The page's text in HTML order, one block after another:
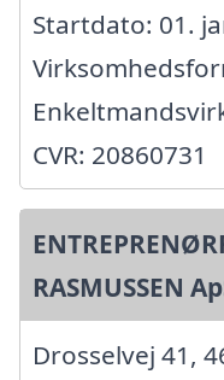
Startdato: 01.
CVR: 20860731
RASMUSSEN
Drosselvej 41,